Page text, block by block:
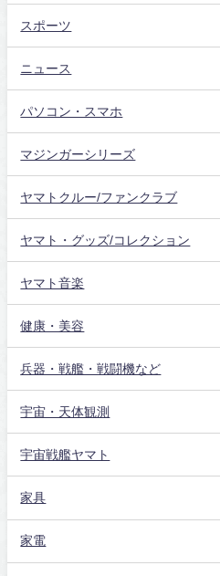
スポーツ
ニュース
パソコン・スマホ
マジンガーシリーズ
ヤマトクルー/ファンクラブ
ヤマト・グッズ/コレクション
ヤマト音楽
健康・美容
兵器・戦艦・戦闘機など
宇宙・天体観測
宇宙戦艦ヤマト
家具
家電